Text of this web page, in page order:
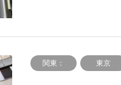
関東： 東京